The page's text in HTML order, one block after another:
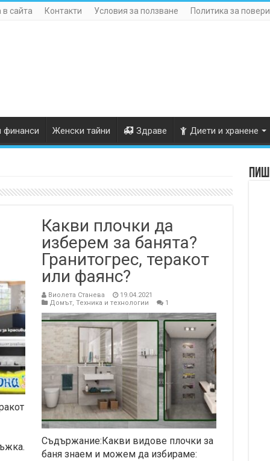
сайта Контакти Условия за ползване Политика за
финанси Женски тайни Здраве Диети и хранене
Какви плочки да
изберем за банята?
Гранитогрес, теракот
или фаянс?
Виолета Станева
19.04.2021
Домът, Техника и технологии 1
Съдържание:Какви видове плочки за
баня знаем и можем да избираме: